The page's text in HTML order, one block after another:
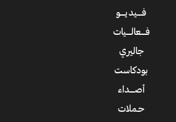
فــــيديــــو
فــــعالــــيات
جاليري
بودكاست
أصــــداء
حـملات